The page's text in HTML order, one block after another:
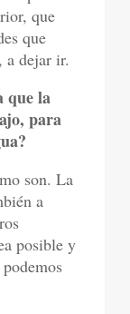
que
que
a dejar ir.
que la
para
son. La
a
posible y